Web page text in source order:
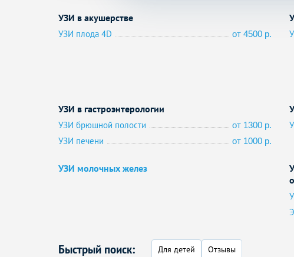
УЗИ в акушерстве
УЗИ плода 4D от 4500 р.
УЗИ в гастроэнтерологии
УЗИ брюшной полости от 1300 р.
УЗИ печени от 1000 р.
УЗИ молочных желез
Быстрый поиск: Для детей Отзывы